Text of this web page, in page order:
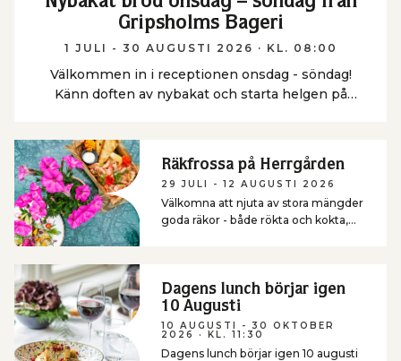
Gripsholms Bageri
1 JULI - 30 AUGUSTI 2026 · KL. 08:00
Välkommen in i receptionen onsdag - söndag!
Känn doften av nybakat och starta helgen på
Räkfrossa på Herrgården
29 JULI - 12 AUGUSTI 2026
Välkomna att njuta av stora mängder
goda räkor - både rökta och kokta,
räkfrossa till!
Dagens lunch börjar igen
10 Augusti
10 AUGUSTI - 30 OKTOBER
2026 · KL. 11:30
Dagens lunch börjar igen 10 augusti